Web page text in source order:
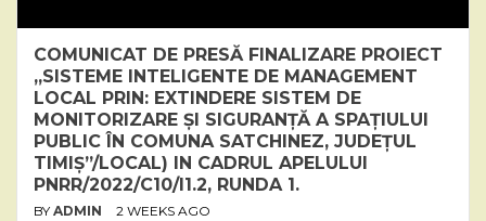
COMUNICAT DE PRESĂ FINALIZARE PROIECT
„SISTEME INTELIGENTE DE MANAGEMENT
LOCAL PRIN: EXTINDERE SISTEM DE
MONITORIZARE ȘI SIGURANȚĂ A SPAȚIULUI
PUBLIC ÎN COMUNA SATCHINEZ, JUDEȚUL
TIMIȘ”/LOCAL) IN CADRUL APELULUI
PNRR/2022/C10/I1.2, RUNDA 1.
BY ADMIN 2 WEEKS AGO